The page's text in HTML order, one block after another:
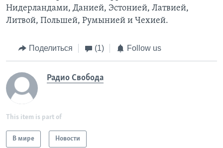
Нидерландами, Данией, Эстонией, Латвией,
Литвой, Польшей, Румынией и Чехией.
Поделиться (1) Follow us
Радио Свобода
This item is part of
В мире Новости